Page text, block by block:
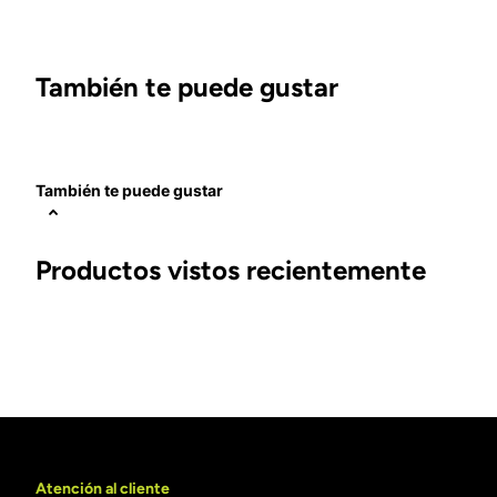
También te puede gustar
También te puede gustar
Productos vistos recientemente
Atención al cliente